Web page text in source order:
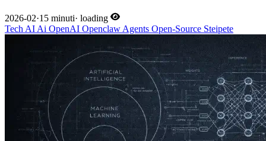
2026-02·15 minuti· loading
Tech AI Ai OpenAI Openclaw Agents Open-Source Steipete